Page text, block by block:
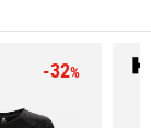
-32%